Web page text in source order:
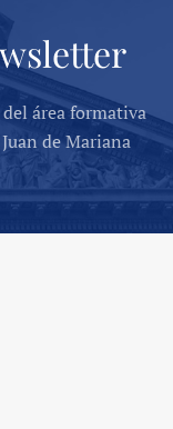
área formativa
de Mariana